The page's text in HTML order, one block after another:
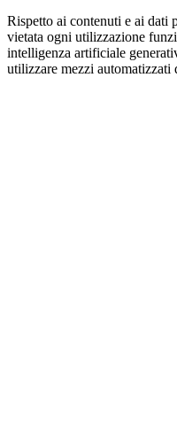
Rispetto ai contenuti e ai dati
vietata ogni utilizzazione
intelligenza artificiale
utilizzare mezzi automatizzati